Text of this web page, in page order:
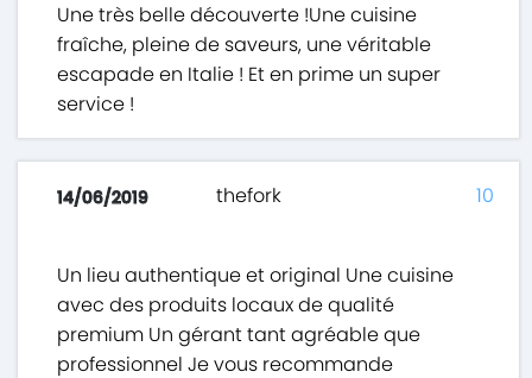
Une très belle découverte !Une cuisine
fraîche, pleine de saveurs, une véritable
escapade en Italie ! Et en prime un super
service !
14/06/2019 thefork
Un lieu authentique et original Une cuisine
avec des produits locaux de qualité
premium Un gérant tant agréable que
professionnel Je vous recommande
10